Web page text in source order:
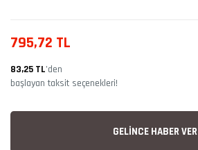
795,72 TL
83,25 TL’den
başlayan taksit seçenekleri!
GELİNCE HABER VER